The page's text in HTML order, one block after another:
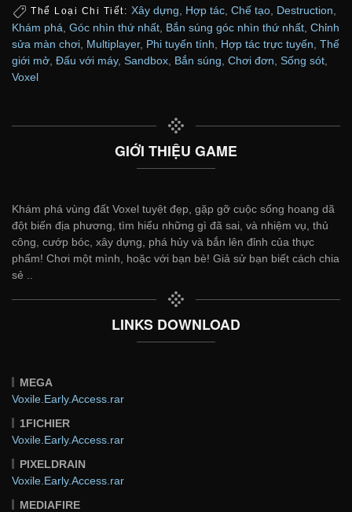
Thể Loại Chi Tiết: Xây dựng, Hợp tác, Chế tạo, Destruction,
Khám phá Góc nhìn thứ nhất Bắn súng góc nhìn thứ nhất Chỉnh
sửa màn chơi Multiplayer, Phi tuyến tính Hợp tác trực tuyến Thế
giới mở Đấu với máy, Sandbox Bắn súng Chơi đơn Sống sót
Voxel
GIỚI THIỆU GAME
Khám phá vùng đất Voxel tuyệt đẹp, gặp gỡ cuộc sống hoang dã
đột biến địa phương, tìm hiểu những gì đã sai, và nhiệm vụ, thủ
công, cướp bóc, xây dựng, phá hủy và bắn lên đỉnh của thực
phẩm! Chơi một mình, hoặc với bạn bè! Giả sử bạn biết cách chia
sẻ ..
LINKS DOWNLOAD
MEGA
Voxile.Early.Access.rar
1FICHIER
Voxile.Early.Access.rar
PIXELDRAIN
Voxile.Early.Access.rar
MEDIAFIRE